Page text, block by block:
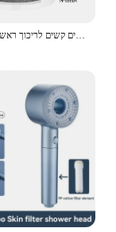
15-20 שלבי פילטר מים מקלחת פלט גבוהה מסנן כדי להסיר כלור פלואוריד מתכות כבדות מסונן מים קשים לריכוך ראש מקלחת